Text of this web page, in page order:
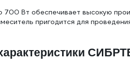
Вт обеспечивает высокую
пригодится для